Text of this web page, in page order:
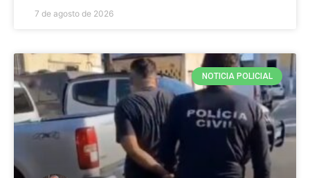
7 de agosto de 2026
NOTICIA POLICIAL